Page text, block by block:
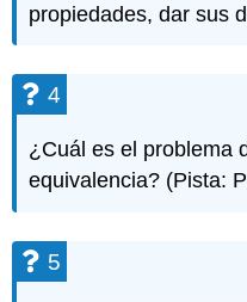
propiedades, dar sus
4
¿Cuál es el problema
equivalencia? (Pista:
5